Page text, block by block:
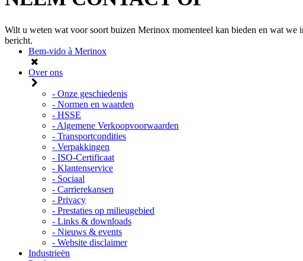
Wilt u weten wat voor soort buizen Merinox momenteel kan bieden en wat we
bericht.
Bem-vido à Merinox
Over ons
- Onze geschiedenis
- Normen en waarden
- HSSE
- Algemene Verkoopvoorwaarden
- Transportcondities
- Verpakkingen
- ISO-Certificaat
- Klantenservice
- Sociaal
- Carrierekansen
- Privacy
- Prestaties op milieugebied
- Links & downloads
- Nieuws & events
- Website disclaimer
Industrieën